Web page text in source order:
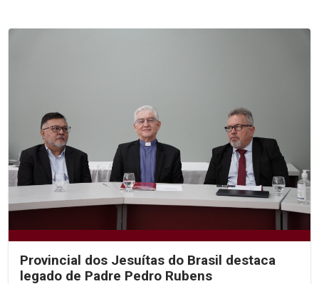
Provincial dos Jesuítas do Brasil destaca
legado de Padre Pedro Rubens